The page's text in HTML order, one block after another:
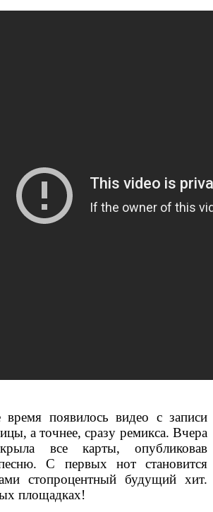
время появилось видео с записи
а точнее, сразу ремикса. Вчера
все карты, опубликовав
С первых нот становится
стопроцентный будущий хит.
площадках!